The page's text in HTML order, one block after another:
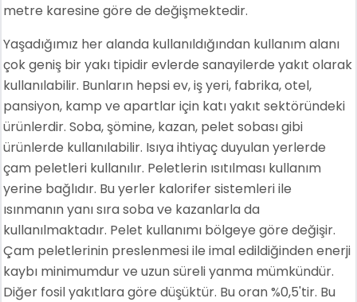
metre karesine göre de değişmektedir.
Yaşadığımız her alanda kullanıldığından kullanım alanı
çok geniş bir yakı tipidir evlerde sanayilerde yakıt olarak
kullanılabilir. Bunların hepsi ev, iş yeri, fabrika, otel,
pansiyon, kamp ve apartlar için katı yakıt sektöründeki
ürünlerdir. Soba, şömine, kazan, pelet sobası gibi
ürünlerde kullanılabilir. Isıya ihtiyaç duyulan yerlerde
çam peletleri kullanılır. Peletlerin ısıtılması kullanım
yerine bağlıdır. Bu yerler kalorifer sistemleri ile
ısınmanın yanı sıra soba ve kazanlarla da
kullanılmaktadır. Pelet kullanımı bölgeye göre değişir.
Çam peletlerinin preslenmesi ile imal edildiğinden enerji
kaybı minimumdur ve uzun süreli yanma mümkündür.
Diğer fosil yakıtlara göre düşüktür. Bu oran %0,5'tir. Bu